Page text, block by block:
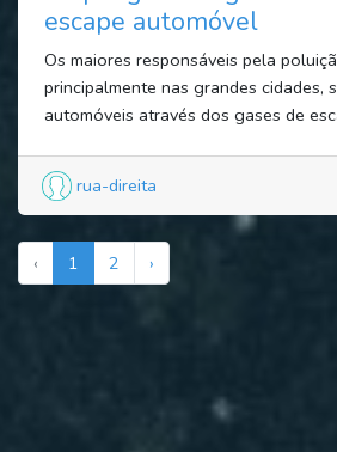
escape automóvel
Os maiores responsáveis pela
principalmente nas grandes cidades,
automóveis através dos gases de
rua-direita
‹ 1 2 ›